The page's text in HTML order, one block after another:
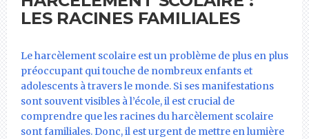
LES RACINES FAMILIALES
Le harcèlement scolaire est un problème de plus en plus
préoccupant qui touche de nombreux enfants et
adolescents à travers le monde. Si ses manifestations
sont souvent visibles à l’école, il est crucial de
comprendre que les racines du harcèlement scolaire
sont familiales. Donc, il est urgent de mettre en lumière